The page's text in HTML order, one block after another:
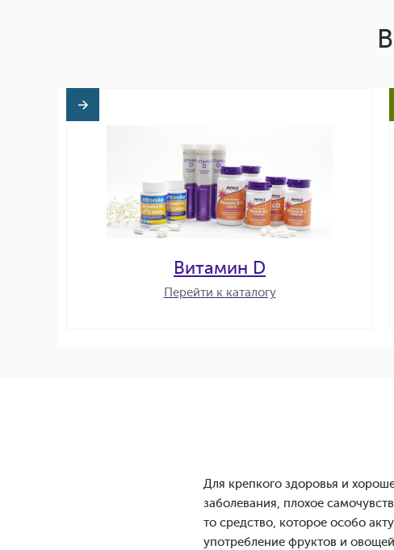
Витамин D
Перейти к каталогу
Для крепкого здоровья и
заболевания, плохое
то средство, которое особо
употребление фруктов и